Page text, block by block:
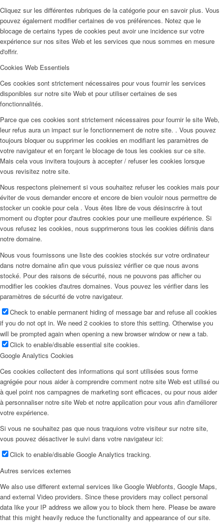
Cliquez sur les différentes rubriques de la catégorie pour en savoir plus. Vous
pouvez également modifier certaines de vos préférences. Notez que le
blocage de certains types de cookies peut avoir une incidence sur votre
expérience sur nos sites Web et les services que nous sommes en mesure
d'offrir.
Cookies Web Essentiels
Ces cookies sont strictement nécessaires pour vous fournir les services
disponibles sur notre site Web et pour utiliser certaines de ses
fonctionnalités.
Parce que ces cookies sont strictement nécessaires pour fournir le site Web,
leur refus aura un impact sur le fonctionnement de notre site. . Vous pouvez
toujours bloquer ou supprimer les cookies en modifiant les paramètres de
votre navigateur et en forçant le blocage de tous les cookies sur ce site.
Mais cela vous invitera toujours à accepter / refuser les cookies lorsque
vous revisitez notre site.
Nous respectons pleinement si vous souhaitez refuser les cookies mais pour
éviter de vous demander encore et encore de bien vouloir nous permettre de
stocker un cookie pour cela . Vous êtes libre de vous désinscrire à tout
moment ou d'opter pour d'autres cookies pour une meilleure expérience. Si
vous refusez les cookies, nous supprimerons tous les cookies définis dans
notre domaine.
Nous vous fournissons une liste des cookies stockés sur votre ordinateur
dans notre domaine afin que vous puissiez vérifier ce que nous avons
stocké. Pour des raisons de sécurité, nous ne pouvons pas afficher ou
modifier les cookies d'autres domaines. Vous pouvez les vérifier dans les
paramètres de sécurité de votre navigateur.
Check to enable permanent hiding of message bar and refuse all cookies
if you do not opt in. We need 2 cookies to store this setting. Otherwise you
will be prompted again when opening a new browser window or new a tab.
Click to enable/disable essential site cookies.
Google Analytics Cookies
Ces cookies collectent des informations qui sont utilisées sous forme
agrégée pour nous aider à comprendre comment notre site Web est utilisé ou
à quel point nos campagnes de marketing sont efficaces, ou pour nous aider
à personnaliser notre site Web et notre application pour vous afin d'améliorer
votre expérience.
Si vous ne souhaitez pas que nous traquions votre visiteur sur notre site,
vous pouvez désactiver le suivi dans votre navigateur ici:
Click to enable/disable Google Analytics tracking.
Autres services externes
We also use different external services like Google Webfonts, Google Maps,
and external Video providers. Since these providers may collect personal
data like your IP address we allow you to block them here. Please be aware
that this might heavily reduce the functionality and appearance of our site.